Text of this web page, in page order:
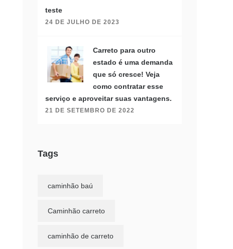
teste
24 DE JULHO DE 2023
Carreto para outro
estado é uma demanda
que só cresce! Veja
como contratar esse
serviço e aproveitar suas vantagens.
21 DE SETEMBRO DE 2022
Tags
caminhão baú
Caminhão carreto
caminhão de carreto